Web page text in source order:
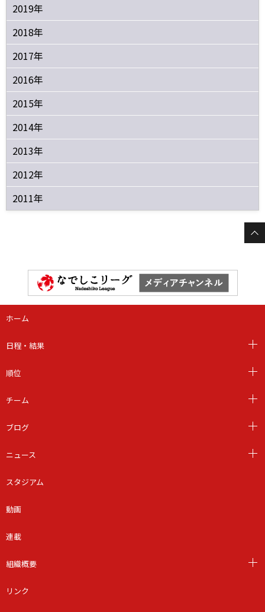
2019年
2018年
2017年
2016年
2015年
2014年
2013年
2012年
2011年
ホーム
日程・結果
順位
チーム
ブログ
ニュース
スタジアム
動画
連載
組織概要
リンク